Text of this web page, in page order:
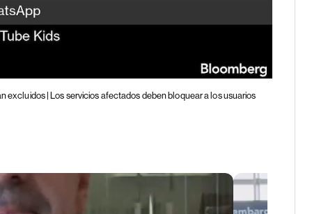
excluidos | Los servicios afectados deben bloquear a los usuarios